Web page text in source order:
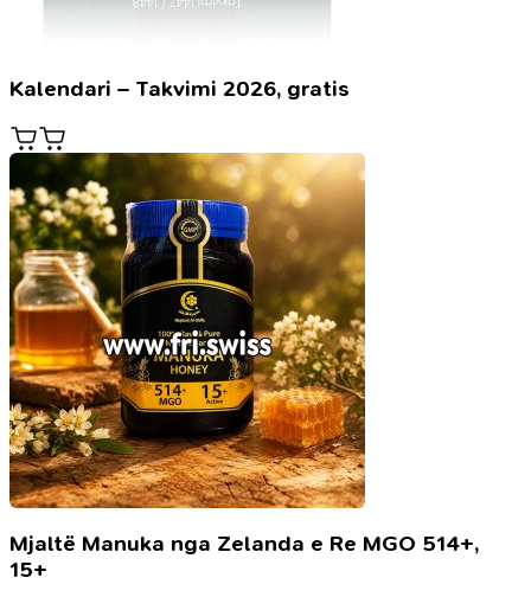
Kalendari – Takvimi 2026, gratis
Mjaltë Manuka nga Zelanda e Re MGO 514+,
15+